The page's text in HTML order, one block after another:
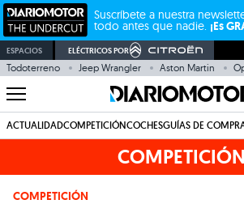
Suscríbete a nuestra
todo antes que nadie. ¡Es
ESPACIOS ELÉCTRICOS POR
Todoterreno Jeep Wrangler Aston Martin
ACTUALIDADCOMPETICIÓNCOCHESGUÍAS DE
COMPETICIÓN
COMPETICIÓN